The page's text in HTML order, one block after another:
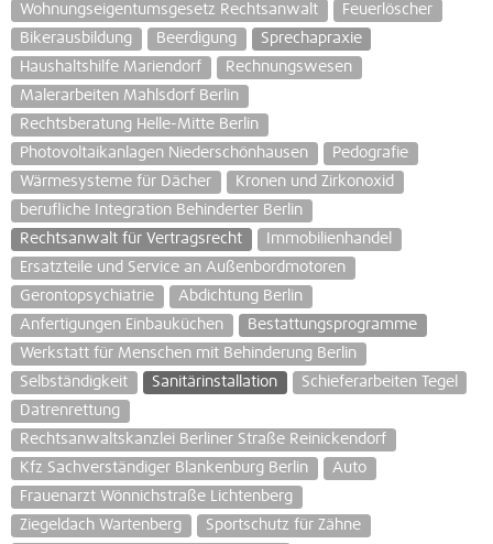
Wohnungseigentumsgesetz Rechtsanwalt
Feuerlöscher
Bikerausbildung
Beerdigung
Sprechapraxie
Haushaltshilfe Mariendorf
Rechnungswesen
Malerarbeiten Mahlsdorf Berlin
Rechtsberatung Helle-Mitte Berlin
Photovoltaikanlagen Niederschönhausen
Pedografie
Wärmesysteme für Dächer
Kronen und Zirkonoxid
berufliche Integration Behinderter Berlin
Rechtsanwalt für Vertragsrecht
Immobilienhandel
Ersatzteile und Service an Außenbordmotoren
Gerontopsychiatrie
Abdichtung Berlin
Anfertigungen Einbauküchen
Bestattungsprogramme
Werkstatt für Menschen mit Behinderung Berlin
Selbständigkeit
Sanitärinstallation
Schieferarbeiten Tegel
Datrenrettung
Rechtsanwaltskanzlei Berliner Straße Reinickendorf
Kfz Sachverständiger Blankenburg Berlin
Auto
Frauenarzt Wönnichstraße Lichtenberg
Ziegeldach Wartenberg
Sportschutz für Zähne